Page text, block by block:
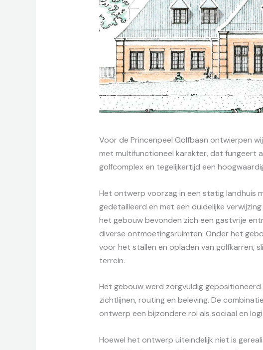
Voor de Princenpeel Golfbaan ontwierpen
met multifunctioneel karakter, dat fungeert
golfcomplex en tegelijkertijd een
Het ontwerp voorzag in een statig landhuis
gedetailleerd en met een duidelijke
het gebouw bevonden zich een gastvrije
diverse ontmoetingsruimten. Onder het
voor het stallen en opladen van golfkarren,
terrein.
Het gebouw werd zorgvuldig
zichtlijnen, routing en beleving. De
ontwerp een bijzondere rol als sociaal en
Hoewel het ontwerp uiteindelijk niet is